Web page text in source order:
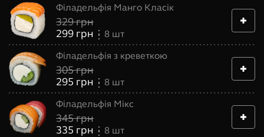
Філадельфія Манго Класік
329грн
299 грн 8 шт
Філадельфія з креветкою
305грн
295 грн 8 шт
Філадельфія Мікс
345грн
335 грн 8 шт